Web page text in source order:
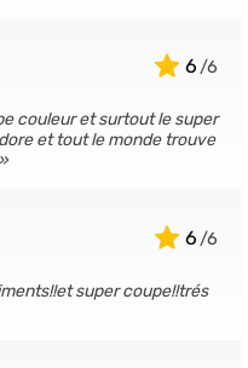
6
couleur et surtout le super
et tout le monde trouve
6
super coupe!!trés